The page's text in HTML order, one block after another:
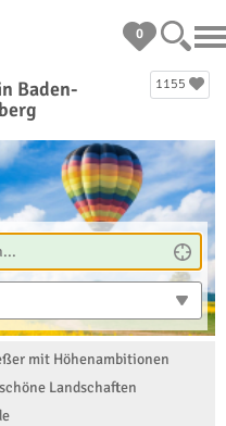
0
1155
Baden-
mit Höhenambitionen
Landschaften